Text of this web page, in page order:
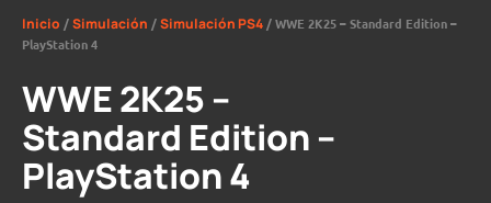
Inicio /Simulación /Simulación PS4 / WWE 2K25 – Standard Edition –
PlayStation 4
WWE 2K25 –
Standard Edition –
PlayStation 4